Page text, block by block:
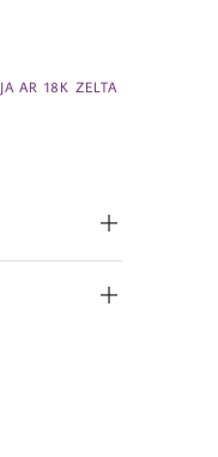
AR 18K ZELTA